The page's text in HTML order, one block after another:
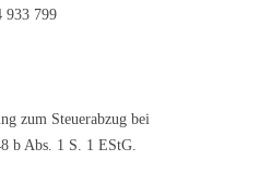
933 799
zum Steuerabzug bei
b Abs. 1 S. 1 EStG.